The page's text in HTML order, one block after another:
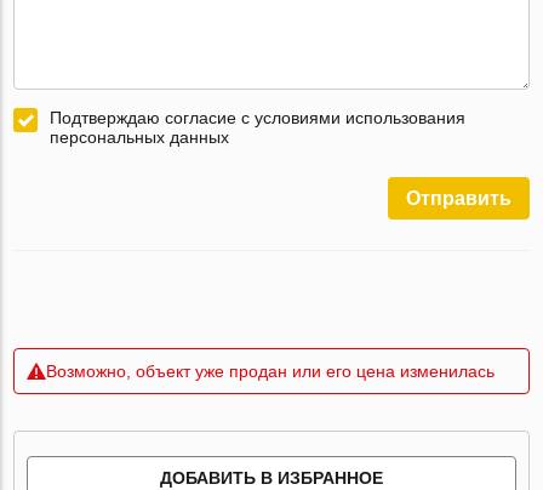
Подтверждаю согласие с условиями использования
персональных данных
Отправить
Возможно, объект уже продан или его цена изменилась
ДОБАВИТЬ В ИЗБРАННОЕ